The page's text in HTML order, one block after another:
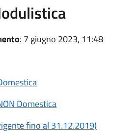
: 7 giugno 2023, 11:48
Domestica
fino al 31.12.2019)